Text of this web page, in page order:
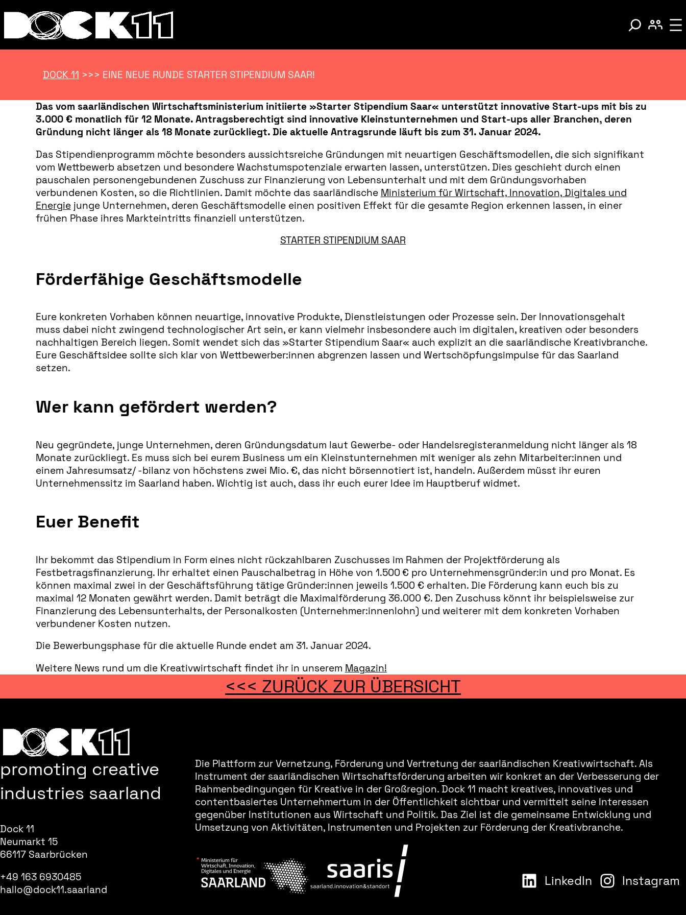
DOCK 11 >>> EINE NEUE RUNDE STARTER STIPENDIUM SAAR!
Das vom saarländischen Wirtschaftsministerium initiierte »Starter Stipendium Saar« unterstützt innovative Start-ups mit bis zu
3.000 € monatlich für 12 Monate. Antragsberechtigt sind innovative Kleinstunternehmen und Start-ups aller Branchen, deren
Gründung nicht länger als 18 Monate zurückliegt. Die aktuelle Antragsrunde läuft bis zum 31. Januar 2024.
Das Stipendienprogramm möchte besonders aussichtsreiche Gründungen mit neuartigen Geschäftsmodellen, die sich signifikant
vom Wettbewerb absetzen und besondere Wachstumspotenziale erwarten lassen, unterstützen. Dies geschieht durch einen
pauschalen personengebundenen Zuschuss zur Finanzierung von Lebensunterhalt und mit dem Gründungsvorhaben
verbundenen Kosten, so die Richtlinien. Damit möchte das saarländische Ministerium für Wirtschaft, Innovation, Digitales und
Energiejunge Unternehmen, deren Geschäftsmodelle einen positiven Effekt für die gesamte Region erkennen lassen, in einer
frühen Phase ihres Markteintritts finanziell unterstützen.
STARTER STIPENDIUM SAAR
Förderfähige Geschäftsmodelle
Eure konkreten Vorhaben können neuartige, innovative Produkte, Dienstleistungen oder Prozesse sein. Der Innovationsgehalt
muss dabei nicht zwingend technologischer Art sein, er kann vielmehr insbesondere auch im digitalen, kreativen oder besonders
nachhaltigen Bereich liegen. Somit wendet sich das »Starter Stipendium Saar« auch explizit an die saarländische Kreativbranche.
Eure Geschäftsidee sollte sich klar von Wettbewerber:innen abgrenzen lassen und Wertschöpfungsimpulse für das Saarland
setzen.
Wer kann gefördert werden?
Neu gegründete, junge Unternehmen, deren Gründungsdatum laut Gewerbe- oder Handelsregisteranmeldung nicht länger als 18
Monate zurückliegt. Es muss sich bei eurem Business um ein Kleinstunternehmen mit weniger als zehn Mitarbeiter:innen und
einem Jahresumsatz/ -bilanz von höchstens zwei Mio. €, das nicht börsennotiert ist, handeln. Außerdem müsst ihr euren
Unternehmenssitz im Saarland haben. Wichtig ist auch, dass ihr euch eurer Idee im Hauptberuf widmet.
Euer Benefit
Ihr bekommt das Stipendium in Form eines nicht rückzahlbaren Zuschusses im Rahmen der Projektförderung als
Festbetragsfinanzierung. Ihr erhaltet einen Pauschalbetrag in Höhe von 1.500 € pro Unternehmensgründer:in und pro Monat. Es
können maximal zwei in der Geschäftsführung tätige Gründer:innen jeweils 1.500 € erhalten. Die Förderung kann euch bis zu
maximal 12 Monaten gewährt werden. Damit beträgt die Maximalförderung 36.000 €. Den Zuschuss könnt ihr beispielsweise zur
Finanzierung des Lebensunterhalts, der Personalkosten (Unternehmer:innenlohn) und weiterer mit dem konkreten Vorhaben
verbundener Kosten nutzen.
Die Bewerbungsphase für die aktuelle Runde endet am 31. Januar 2024.
Weitere News rund um die Kreativwirtschaft findet ihr in unserem Magazin!
<<< ZURÜCK ZUR ÜBERSICHT
promoting creative
industries saarland
Dock 11
Neumarkt 15
66117 Saarbrücken
+49 163 6930485
hallo@dock11.saarland
Die Plattform zur Vernetzung, Förderung und Vertretung der saarländischen Kreativwirtschaft. Als
Instrument der saarländischen Wirtschaftsförderung arbeiten wir konkret an der Verbesserung der
Rahmenbedingungen für Kreative in der Großregion. Dock 11 macht kreatives, innovatives und
contentbasiertes Unternehmertum in der Öffentlichkeit sichtbar und vermittelt seine Interessen
gegenüber Institutionen aus Wirtschaft und Politik. Das Ziel ist die gemeinsame Entwicklung und
Umsetzung von Aktivitäten, Instrumenten und Projekten zur Förderung der Kreativbranche.
LinkedIn Instagram